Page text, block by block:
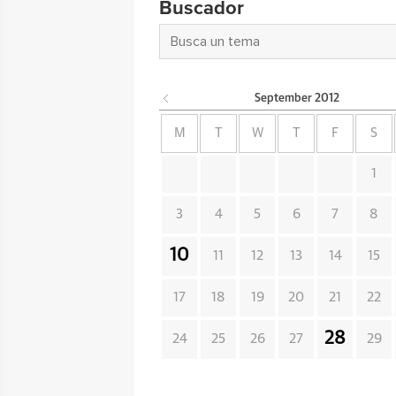
Buscador
September 2012
M W F S
1
3 4 5 6 7 8
10 11 12 13 14 15
17 18 19 20 21 22
24 25 26 27 28 29